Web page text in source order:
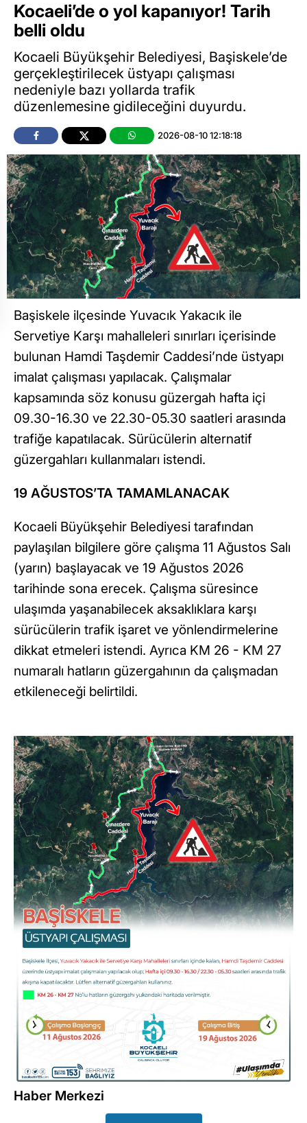
Kocaeli’de o yol kapanıyor! Tarih
belli oldu
Kocaeli Büyükşehir Belediyesi, Başiskele’de
gerçekleştirilecek üstyapı çalışması
nedeniyle bazı yollarda trafik
düzenlemesine gidileceğini duyurdu.
2026-08-10 12:18:18
Başiskele ilçesinde Yuvacık Yakacık ile
Servetiye Karşı mahalleleri sınırları içerisinde
bulunan Hamdi Taşdemir Caddesi’nde üstyapı
imalat çalışması yapılacak. Çalışmalar
kapsamında söz konusu güzergah hafta içi
09.30-16.30 ve 22.30-05.30 saatleri arasında
trafiğe kapatılacak. Sürücülerin alternatif
güzergahları kullanmaları istendi.
19 AĞUSTOS’TA TAMAMLANACAK
Kocaeli Büyükşehir Belediyesi tarafından
paylaşılan bilgilere göre çalışma 11 Ağustos Salı
(yarın) başlayacak ve 19 Ağustos 2026
tarihinde sona erecek. Çalışma süresince
ulaşımda yaşanabilecek aksaklıklara karşı
sürücülerin trafik işaret ve yönlendirmelerine
dikkat etmeleri istendi. Ayrıca KM 26 - KM 27
numaralı hatların güzergahının da çalışmadan
etkileneceği belirtildi.
Haber Merkezi